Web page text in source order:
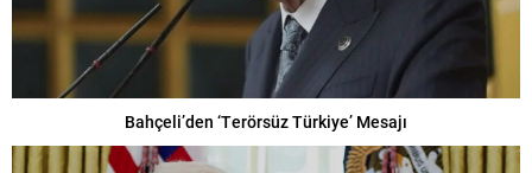
Bahçeli’den ‘Terörsüz Türkiye’ Mesajı